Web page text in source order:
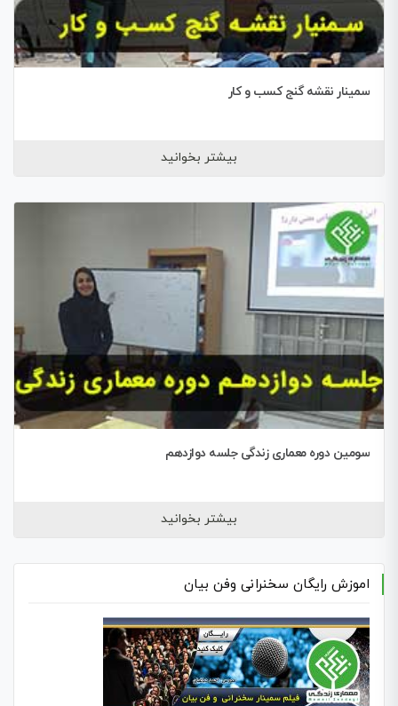
سمینار نقشه گنج کسب و کار
بیشتر بخوانید
سومین دوره معماری زندگی جلسه دوازدهم
بیشتر بخوانید
اموزش رایگان سخنرانی وفن بیان